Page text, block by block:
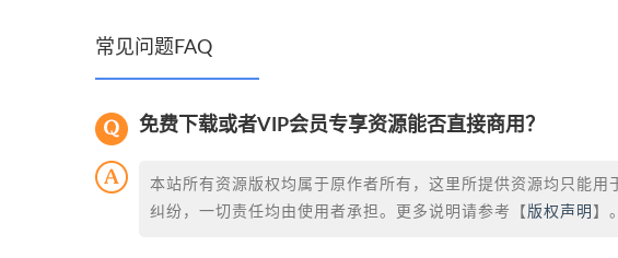
常见问题FAQ
免费下载或者VIP会员专享资源能否直接商用？
本站所有资源版权均属于原作者所有，这里所提供资源均只能
纠纷，一切责任均由使用者承担。更多说明请参考【 版权声明 】。